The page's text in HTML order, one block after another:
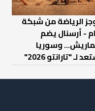
الرياضة من شبكة
- أرسنال يضم
وسوريا
لـ "تارانتو 2026"